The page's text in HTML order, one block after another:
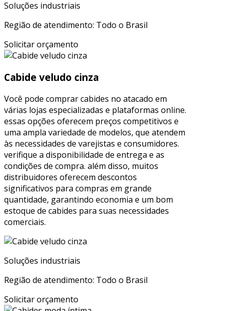
Soluções industriais
Região de atendimento: Todo o Brasil
Solicitar orçamento
Cabide veludo cinza
Você pode comprar cabides no atacado em
várias lojas especializadas e plataformas online.
essas opções oferecem preços competitivos e
uma ampla variedade de modelos, que atendem
às necessidades de varejistas e consumidores.
verifique a disponibilidade de entrega e as
condições de compra. além disso, muitos
distribuidores oferecem descontos
significativos para compras em grande
quantidade, garantindo economia e um bom
estoque de cabides para suas necessidades
comerciais.
Soluções industriais
Região de atendimento: Todo o Brasil
Solicitar orçamento